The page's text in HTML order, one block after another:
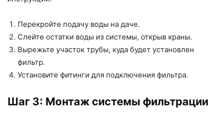
Перекройте подачу воды на даче.
Слейте остатки воды из системы, открыв краны.
Вырежьте участок трубы, куда будет установлен
фильтр.
Установите фитинги для подключения фильтра.
Шаг 3: Монтаж системы фильтрации